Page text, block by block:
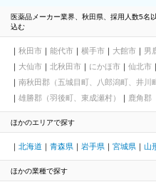
医薬品メーカー業界、秋田県、採用人数5名
込む
秋田市 能代市 横手市 大館市 男
大仙市
北秋田市 にかほ市 仙北市
南秋田郡（五城目町、八郎潟町、井川
雄勝郡（羽後町、東成瀬村）
鹿角郡
ほかのエリアで探す
北海道 青森県 岩手県 宮城県 山
ほかの業種で探す